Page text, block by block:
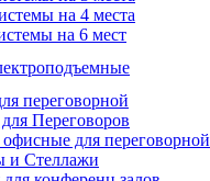
на 4 места
на 6 мест
переговорной
Переговоров
для переговорной
Стеллажи